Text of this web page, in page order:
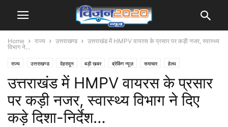
Home राज्य उत्तराखण्ड
उत्तराखंड में HMPV वायरस के प्रसार पर कड़ी नजर, स्वास्थ्य
विभाग ने...
राज्य उत्तराखण्ड देहरादून बड़ी खबर ब्रेकिंग न्यूज़ समाचार हेल्थ
उत्तराखंड में HMPV वायरस के प्रसार
पर कड़ी नजर, स्वास्थ्य विभाग ने दिए
कड़े दिशा-निर्देश…